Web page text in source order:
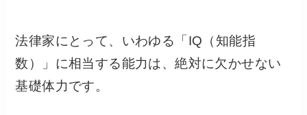
法律家にとって、いわゆる「IQ（知能指
数）」に相当する能力は、絶対に欠かせない
基礎体力です。